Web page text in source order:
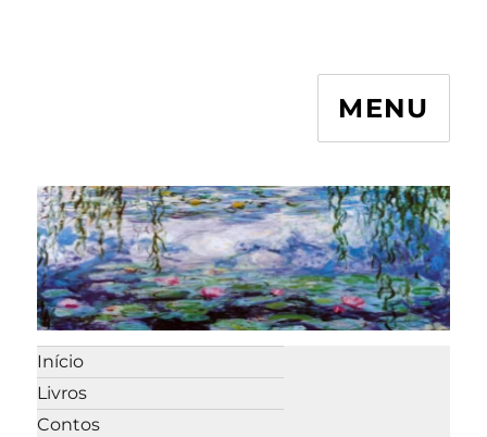
MENU
Início
Livros
Contos